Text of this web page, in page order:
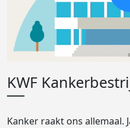
KWF
Kanker raakt ons allemaal.